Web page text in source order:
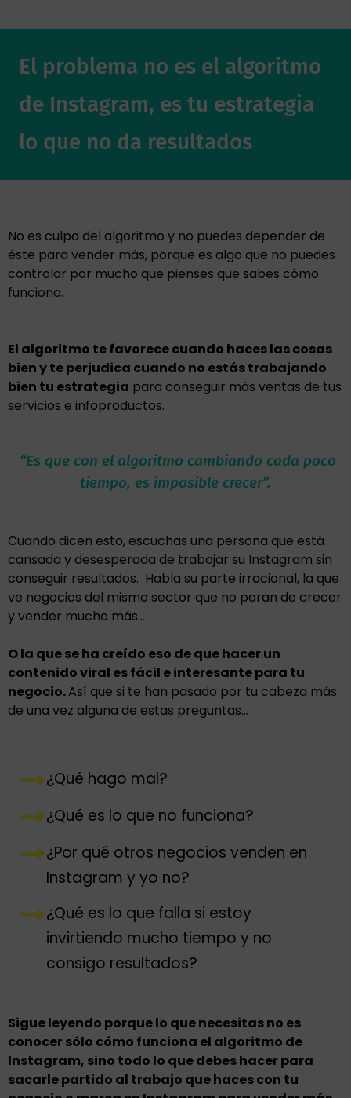
El problema no es el algoritmo
de Instagram, es tu estrategia
lo que no da resultados
No es culpa del algoritmo y no puedes depender de
éste para vender más, porque es algo que no puedes
controlar por mucho que pienses que sabes cómo
funciona.
El algoritmo te favorece cuando haces las cosas
bien y te perjudica cuando no estás trabajando
bien tu estrategia para conseguir más ventas de tus
servicios e infoproductos.
“Es que con el algoritmo cambiando cada poco
tiempo, es imposible crecer”.
Cuando dicen esto, escuchas una persona que está
cansada y desesperada de trabajar su Instagram sin
conseguir resultados. Habla su parte irracional, la que
ve negocios del mismo sector que no paran de crecer
y vender mucho más…
O la que se ha creído eso de que hacer un
contenido viral es fácil e interesante para tu
negocio.Así que si te han pasado por tu cabeza más
de una vez alguna de estas preguntas…
¿Qué hago mal?
¿Qué es lo que no funciona?
¿Por qué otros negocios venden en
Instagram y yo no?
¿Qué es lo que falla si estoy
invirtiendo mucho tiempo y no
consigo resultados?
Sigue leyendo porque lo que necesitas no es
conocer sólo cómo funciona el algoritmo de
Instagram, sino todo lo que debes hacer para
sacarle partido al trabajo que haces con tu